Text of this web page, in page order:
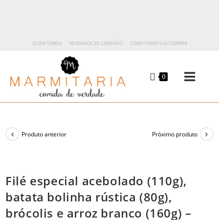
QUEM SOMOS MUDANÇA DE CARDÁPIO COMO FAZER SUA COMPRA
0
Produto anterior Próximo produto
Filé especial acebolado (110g),
batata bolinha rústica (80g),
brócolis e arroz branco (160g) –